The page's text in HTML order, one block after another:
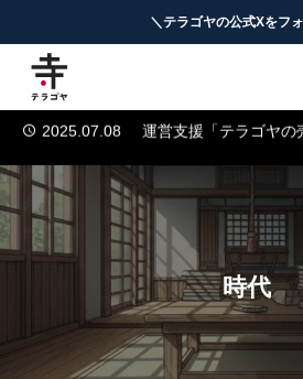
＼テラゴヤの公式Xをフ
2025.07.04
テラゴヤ正式公開のお
2024.01.23
2025.07.08
運営支援「テラゴヤの
2025.07.04
テラゴヤ正式公開のお
2024.01.23
テラゴヤβ版公開のお知
2025.07.08
運営支援「テラゴヤの
2025.07.05
TERAGOYAのブラン
時代
はじめての方へ
ヨミモノ・特集
マナビ・学習攻略
お役立ちリンク集
テラゴヤ週報